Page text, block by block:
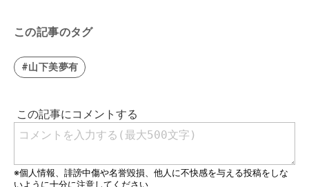
この記事のタグ
#山下美夢有